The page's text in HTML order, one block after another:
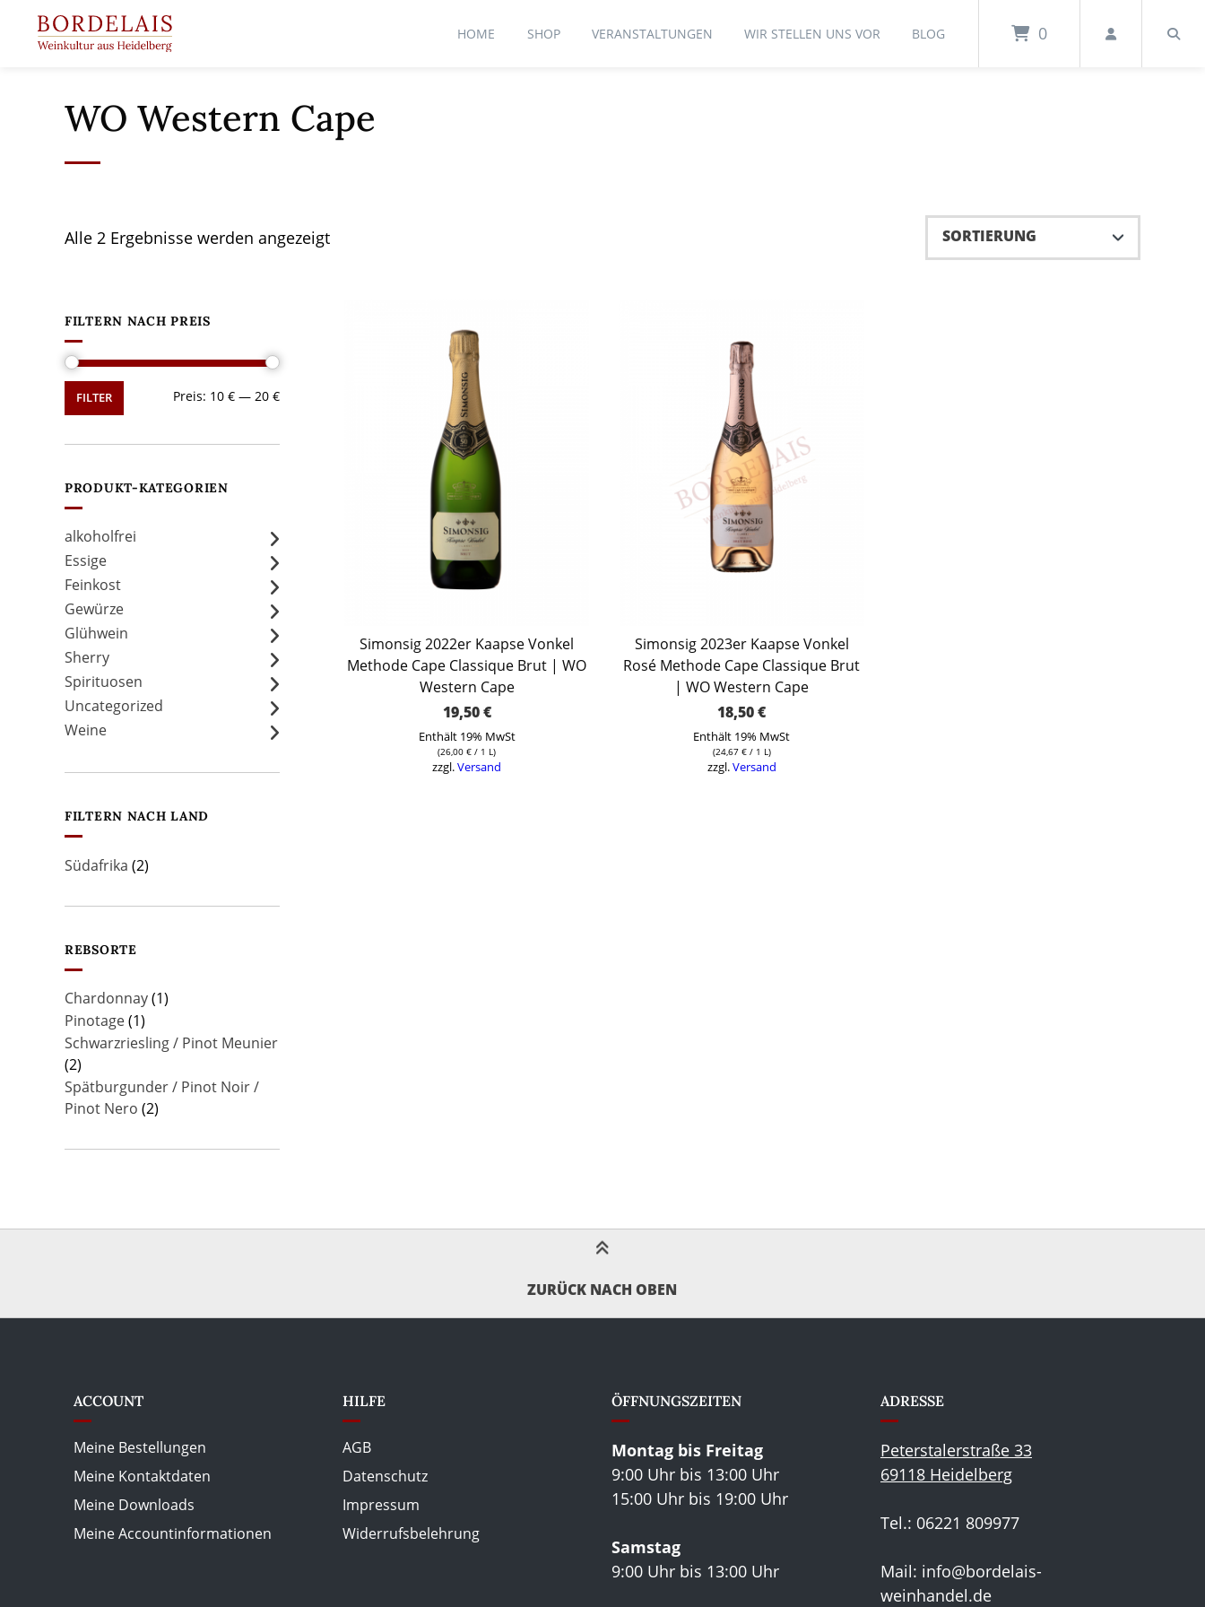
HOME SHOP VERANSTALTUNGEN WIR STELLEN UNS VOR BLOG 0
WO Western Cape
Alle 2 Ergebnisse werden angezeigt
Simonsig 2022er Kaapse Vonkel
Methode Cape Classique Brut | WO
Western Cape
19,50€
Enthält 19% MwSt
(26,00€ / 1 L)
zzgl.Versand
Simonsig 2023er Kaapse Vonkel
Rosé Methode Cape Classique Brut
| WO Western Cape
18,50€
Enthält 19% MwSt
(24,67 €/ 1 L)
zzgl.Versand
FILTERN NACH PREIS
Min.
Max.
FILTER Preis: 10 €— 20 €
PRODUKT-KATEGORIEN
alkoholfrei
Essige
Feinkost
Gewürze
Glühwein
Sherry
Spirituosen
Uncategorized
Weine
FILTERN NACH LAND
Südafrika (2)
REBSORTE
Chardonnay(1)
Pinotage(1)
Schwarzriesling / Pinot Meunier
(2)
Spätburgunder / Pinot Noir /
Pinot Nero (2)
ZURÜCK NACH OBEN
ACCOUNT
Meine Bestellungen
Meine Kontaktdaten
Meine Downloads
Meine Accountinformationen
HILFE
AGB
Datenschutz
Impressum
Widerrufsbelehrung
ÖFFNUNGSZEITEN
Montag bis Freitag
9:00 Uhr bis 13:00 Uhr
15:00 Uhr bis 19:00 Uhr
Samstag
9:00 Uhr bis 13:00 Uhr
ADRESSE
Peterstalerstraße 33
69118 Heidelberg
Tel.: 06221 809977
Mail: info@bordelais-
weinhandel.de